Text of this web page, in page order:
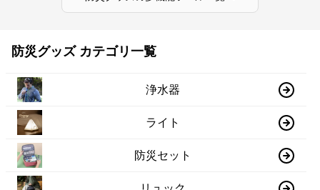
防災グッズ カテゴリ一覧
浄水器
ライト
防災セット